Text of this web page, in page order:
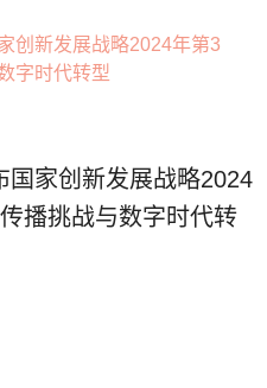
国家创新发展战略2024
播挑战与数字时代转